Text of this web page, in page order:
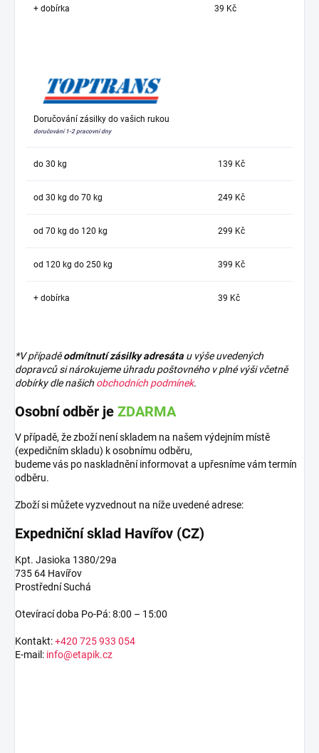
+ dobírka 39 Kč
Doručování zásilky do vašich rukou
doručování 1-2 pracovní dny
do 30 kg 139 Kč
od 30 kg do 70 kg 249 Kč
od 70 kg do 120 kg 299 Kč
od 120 kg do 250 kg 399 Kč
+ dobírka 39 Kč
*V případěodmítnutí zásilky adresáta u výše uvedených
dopravců si nárokujeme úhradu poštovného v plné výši včetně
dobírky dle našich obchodních podmínek.
Osobní odběr je ZDARMA
V případě, že zboží není skladem na našem výdejním místě
(expedičním skladu) k osobnímu odběru,
budeme vás po naskladnění informovat a upřesníme vám termín
odběru.
Zboží si můžete vyzvednout na níže uvedené adrese:
Expedniční sklad Havířov (CZ)
Kpt. Jasioka 1380/29a
735 64 Havířov
Prostřední Suchá
Otevírací doba Po-Pá: 8:00 – 15:00
Kontakt:+420 725 933 054
E-mail: info@etapik.cz